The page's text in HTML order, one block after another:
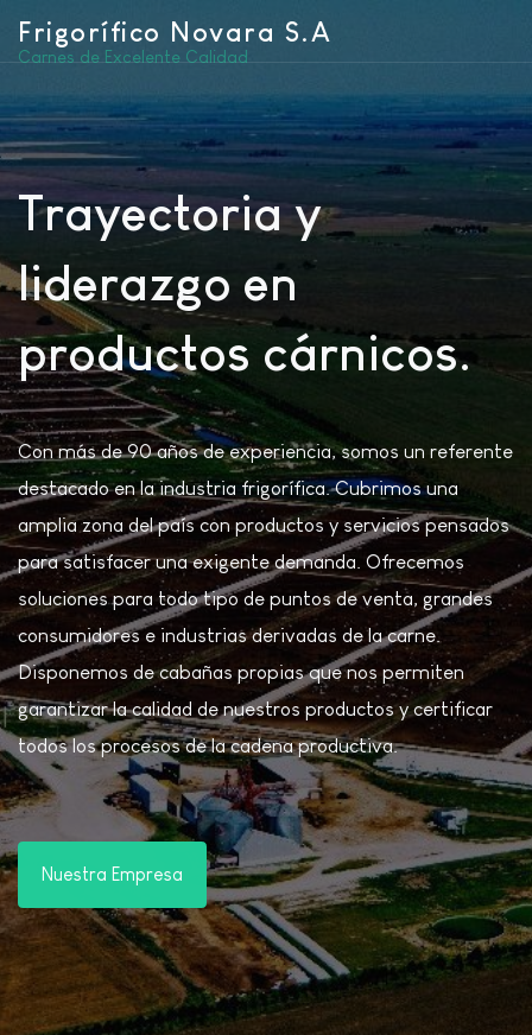
Frigorífico Novara S.A
Carnes de Excelente Calidad
Trayectoria y
liderazgo en
productos cárnicos.
Con más de 90 años de experiencia, somos un referente
destacado en la industria frigorífica. Cubrimos una
amplia zona del país con productos y servicios pensados
para satisfacer una exigente demanda. Ofrecemos
soluciones para todo tipo de puntos de venta, grandes
consumidores e industrias derivadas de la carne.
Disponemos de cabañas propias que nos permiten
garantizar la calidad de nuestros productos y certificar
todos los procesos de la cadena productiva.
Nuestra Empresa